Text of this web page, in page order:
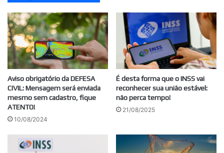
Aviso obrigatório da DEFESA
CIVIL: Mensagem será enviada
mesmo sem cadastro, fique
ATENTO!
10/08/2024
É desta forma que o INSS vai
reconhecer sua união estável:
não perca tempo!
21/08/2025